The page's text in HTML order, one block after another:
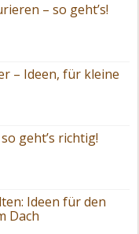
– so geht’s!
– Ideen, für kleine
geht’s richtig!
Ideen für den
Dach